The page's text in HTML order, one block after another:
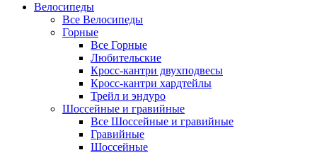
Велосипеды
Все Велосипеды
Горные
Все Горные
Любительские
Кросс-кантри двухподвесы
Кросс-кантри хардтейлы
Трейл и эндуро
Шоссейные и гравийные
Все Шоссейные и гравийные
Гравийные
Шоссейные